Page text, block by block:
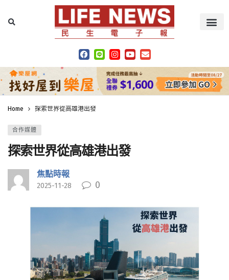
Home 探索世界從高雄港出發
合作媒體
探索世界從高雄港出發
焦點時報
2025-11-28 0